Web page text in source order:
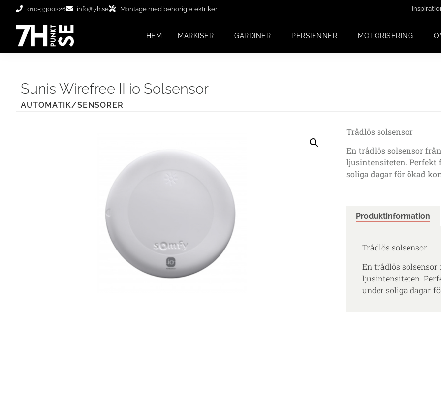
010-3300226 info@7h.se Montage med behörig elektriker
HEM MARKISER GARDINER PERSIENNER MOTORISERING
Sunis Wirefree II io Solsensor
AUTOMATIK/SENSORER
Trådlös solsensor
En trådlös solsensor
ljusintensiteten. Perfekt
soliga dagar för ökad
Produktinformation
Trådlös solsensor
En trådlös solsensor
ljusintensiteten.
under soliga dagar